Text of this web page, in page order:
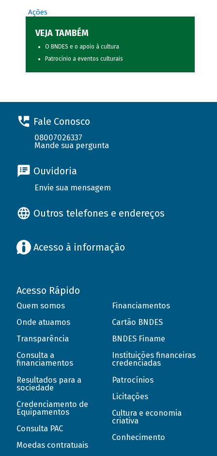
Ações
VEJA TAMBÉM
O BNDES e o apoio à cultura
Patrocínio a eventos culturais
Fale Conosco
08007026337
Mande sua pergunta
Ouvidoria
Envie sua mensagem
Outros telefones e endereços
Acesso à informação
Acesso Rápido
Quem somos
Onde atuamos
Transparência
Consulta a
financiamentos
Resultados para a
sociedade
Credenciamento de
Equipamentos
Consulta PAC
Moedas contratuais
Financiamentos
Cartão BNDES
BNDES Finame
Instituições financeiras
credenciadas
Patrocínios
Licitações
Cultura e economia
criativa
Conhecimento